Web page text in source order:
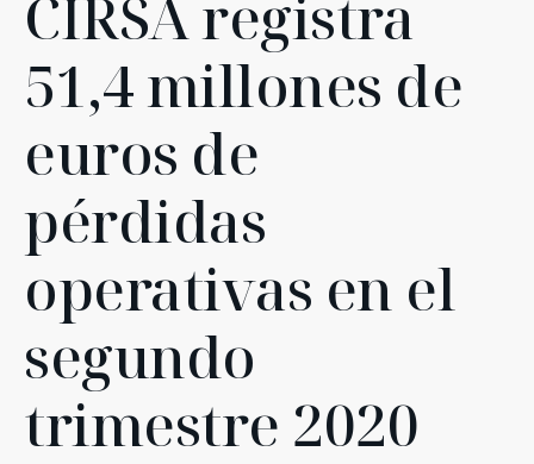
CIRSA registra
51,4 millones de
euros de
pérdidas
operativas en el
segundo
trimestre 2020